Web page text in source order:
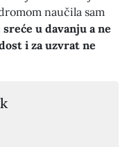
naučila sam
u davanju a ne
i za uzvrat ne